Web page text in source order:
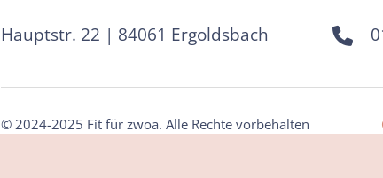
Hauptstr. 22 | 84061 Ergoldsbach
© 2024-2025 Fit für zwoa. Alle Rechte vorbehalten